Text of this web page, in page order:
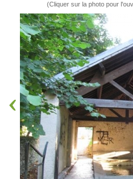
(Cliquer sur la photo pour